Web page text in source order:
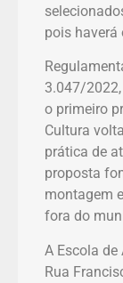
pois haverá
3.047/
o primeiro
Cultura
prática de
proposta
montagem
fora do
A Escola
Rua